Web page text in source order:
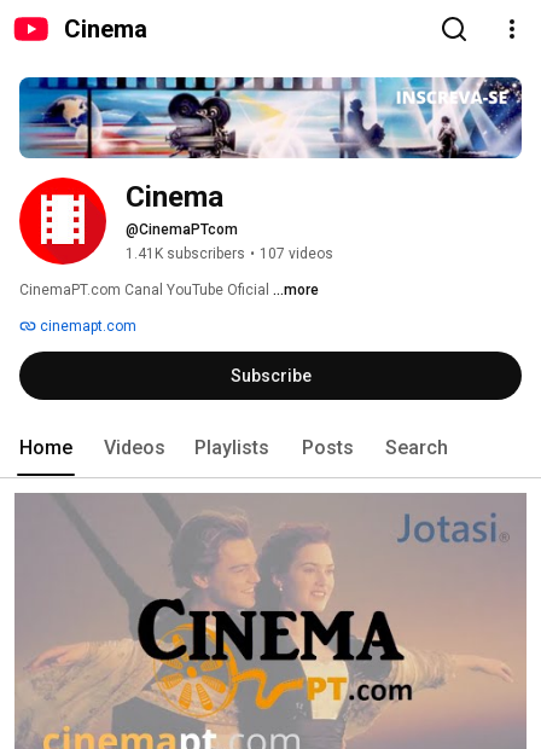
Cinema
Cinema
@CinemaPTcom
1.41K subscribers • 107 videos
CinemaPT.com Canal YouTube Oficial ...more
cinemapt.com
Subscribe
Home Videos Playlists Posts Search